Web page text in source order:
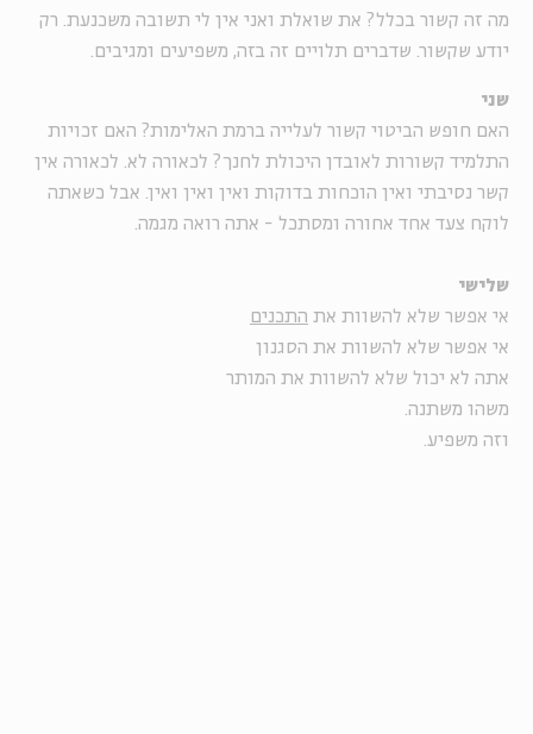
מה זה קשור בכלל? את שואלת ואני אין לי תשובה משכנעת. רק
יודע שקשור. שדברים תלויים זה בזה, משפיעים ומגיבים.
שני
האם חופש הביטוי קשור לעלייה ברמת האלימות? האם זכויות
התלמיד קשורות לאובדן היכולת לחנך? לכאורה לא. לכאורה אין
קשר נסיבתי ואין הוכחות בדוקות ואין ואין ואין. אבל כשאתה
לוקח צעד אחד אחורה ומסתכל - אתה רואה מגמה.
שלישי
אי אפשר שלא להשוות את התכנים
אי אפשר שלא להשוות את הסגנון
אתה לא יכול שלא להשוות את המותר
משהו משתנה.
וזה משפיע.